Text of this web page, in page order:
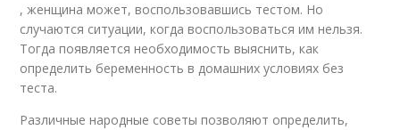
, женщина может, воспользовавшись тестом. Но
случаются ситуации, когда воспользоваться им нельзя.
Тогда появляется необходимость выяснить, как
определить беременность в домашних условиях без
теста.
Различные народные советы позволяют определить,